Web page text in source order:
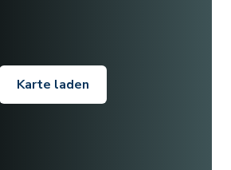
Karte laden